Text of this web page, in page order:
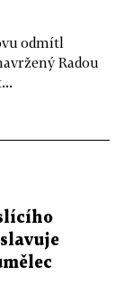
odmítl
Radou